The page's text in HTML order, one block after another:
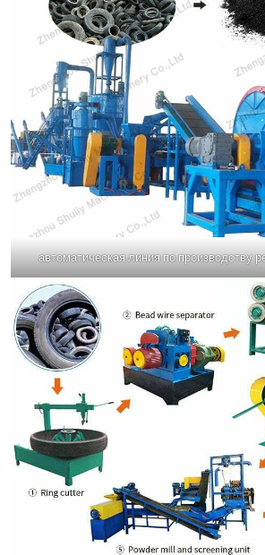
автоматическая линия по производству